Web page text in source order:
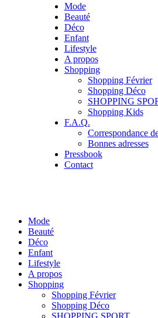
Mode
Beauté
Déco
Enfant
Lifestyle
A propos
Shopping
Shopping Février
Shopping Déco
SHOPPING
Shopping Kids
F.A.Q.
Correspondance
Bonnes adresses
Pressbook
Contact
Mode
Beauté
Déco
Enfant
Lifestyle
A propos
Shopping
Shopping Février
Shopping Déco
SHOPPING SPORT